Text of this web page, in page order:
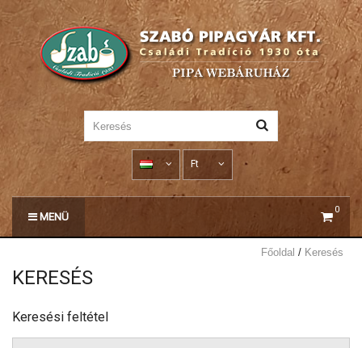
Ft
0
MENÜ
Főoldal Keresés
KERESÉS
Keresési feltétel